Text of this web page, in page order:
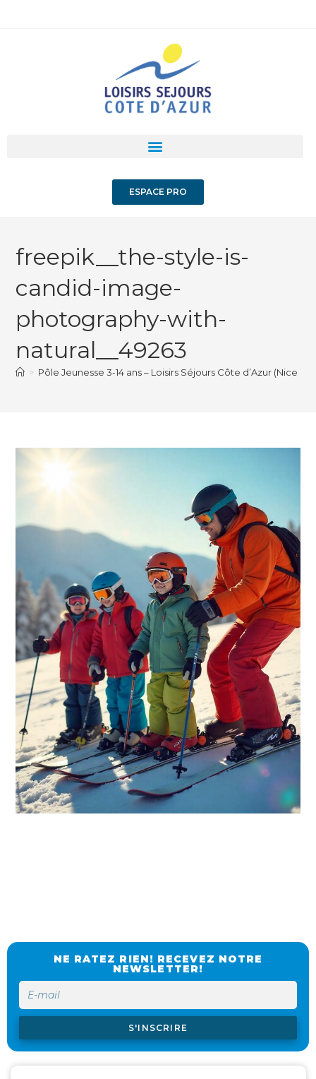
ESPACE PRO
freepik__the-style-is-
candid-image-
photography-with-
natural__49263
> Pôle Jeunesse 3-14 ans – Loisirs Séjours Côte d’Azur (Nice 06)
NE RATEZ RIEN! RECEVEZ NOTRE
NEWSLETTER!
S'INSCRIRE